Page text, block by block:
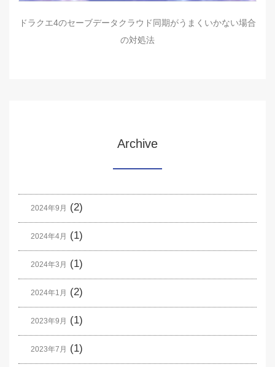
ドラクエ4のセーブデータクラウド同期がうまくいかない場合
の対処法
Archive
2024年9月 (2)
2024年4月 (1)
2024年3月 (1)
2024年1月 (2)
2023年9月 (1)
2023年7月 (1)